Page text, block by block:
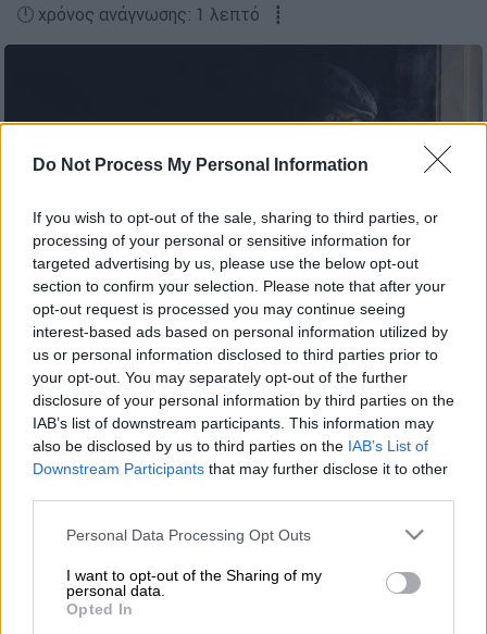
Do Not Process My Personal Information
If you wish to opt-out of the sale, sharing to third parties, or
processing of your personal or sensitive information for
targeted advertising by us, please use the below opt-out
section to confirm your selection. Please note that after your
opt-out request is processed you may continue seeing
interest-based ads based on personal information utilized by
us or personal information disclosed to third parties prior to
your opt-out. You may separately opt-out of the further
disclosure of your personal information by third parties on the
IAB’s list of downstream participants. This information may
also be disclosed by us to third parties on the IAB’s List of
Downstream Participants that may further disclose it to other
Please note that this website/app uses one or more Google
not limited to your visit or usage behaviour. You may click to
grant or deny consent to Google and its third-party tags to
use your data for below specified purposes in below Google
Personal Data Processing Opt Outs
I want to opt-out of the Sharing of my
personal data.
Opted In
🕛 χρόνος ανάγνωσης: 1 λεπτό ┋
Copyright: Pixabay
Προσθέστε το ΕΘΝΟΣ στη Google
Ημαφία της Καλαβρίας, ηΝτράγκετα, όπως
κρίσης του κορονοϊού. Οκτώ άτομα
συνελήφθησαν, διατάχθηκε ηκατάσχεση 7,5
εκατομμυρίων ευρώ
και διαπιστώθηκε